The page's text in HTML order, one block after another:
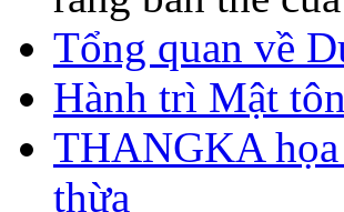
Tổng quan về
Hành trì Mật
THANGKA họa
thừa